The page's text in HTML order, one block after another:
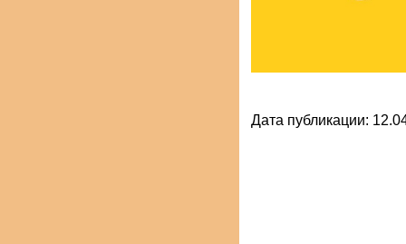
Дата публикации: